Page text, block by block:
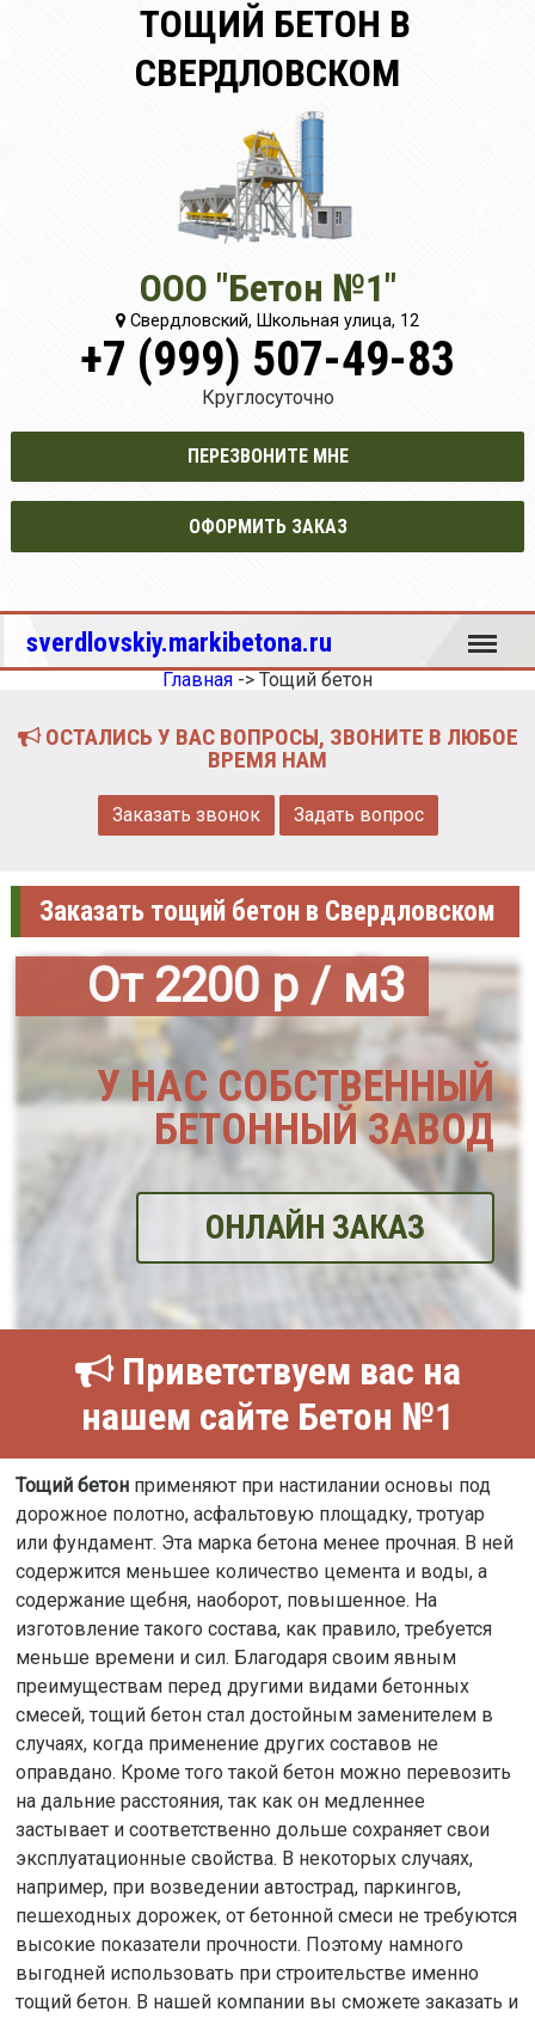
ТОЩИЙ БЕТОН В
СВЕРДЛОВСКОМ
ООО "Бетон №1"
Свердловский, Школьная улица, 12
+7 (999) 507-49-83
Круглосуточно
ПЕРЕЗВОНИТЕ МНЕ
ОФОРМИТЬ ЗАКАЗ
sverdlovskiy.markibetona.ru Меню
Главная -> Тощий бетон
ОСТАЛИСЬ У ВАС ВОПРОСЫ, ЗВОНИТЕ В ЛЮБОЕ
ВРЕМЯ НАМ
Заказать звонок Задать вопрос
Заказать тощий бетон в Свердловском
От 2200 р / м3
У НАС СОБСТВЕННЫЙ
БЕТОННЫЙ ЗАВОД
ОНЛАЙН ЗАКАЗ
Приветствуем вас на
нашем сайте Бетон №1
Тощий бетонприменяют при настилании основы под
дорожное полотно, асфальтовую площадку, тротуар
или фундамент. Эта марка бетона менее прочная. В ней
содержится меньшее количество цемента и воды, а
содержание щебня, наоборот, повышенное. На
изготовление такого состава, как правило, требуется
меньше времени и сил. Благодаря своим явным
преимуществам перед другими видами бетонных
смесей, тощий бетон стал достойным заменителем в
случаях, когда применение других составов не
оправдано. Кроме того такой бетон можно перевозить
на дальние расстояния, так как он медленнее
застывает и соответственно дольше сохраняет свои
эксплуатационные свойства. В некоторых случаях,
например, при возведении автострад, паркингов,
пешеходных дорожек, от бетонной смеси не требуются
высокие показатели прочности. Поэтому намного
выгодней использовать при строительстве именно
тощий бетон. В нашей компании вы сможете заказать и